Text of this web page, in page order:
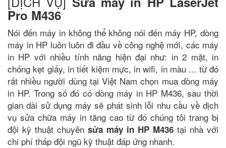
Pro M436
Nói đến máy in không thể không nói đến máy HP, dòng
máy in HP luôn luôn đi đầu về công nghệ mới, các máy
in HP với nhiều tính năng hiện đại như: in 2 mặt, in
chống kẹt giấy, in tiết kiệm mực, in wifi, in màu ... từ đó
rất nhiều người dùng tại Việt Nam chọn mua dòng máy
in HP. Trong số đó có dòng máy in HP M436, sau thời
gian dài sử dụng máy sẽ phát sinh lỗi nhu cầu về dịch
vụ sửa chữa máy in tăng cao từ đó chúng tôi trang bị
đội kỹ thuật chuyên sửa máy in HP M436 tại nhà với
chi phí thấp đội ngũ kỹ thuật đáp ứng nhanh.